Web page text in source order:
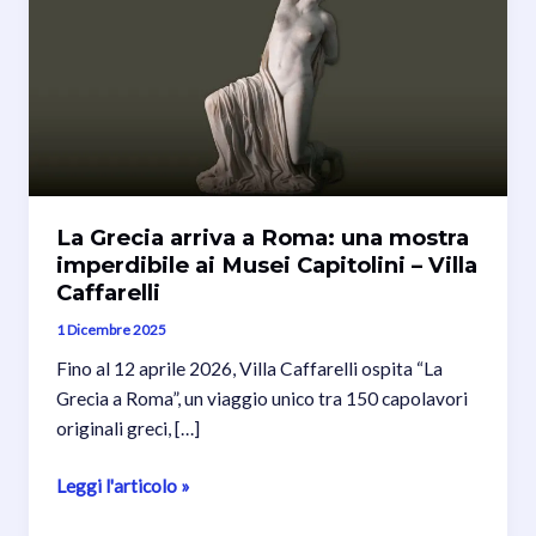
La Grecia arriva a Roma: una mostra
imperdibile ai Musei Capitolini – Villa
Caffarelli
1 Dicembre 2025
Fino al 12 aprile 2026, Villa Caffarelli ospita “La
Grecia a Roma”, un viaggio unico tra 150 capolavori
originali greci, […]
La
Leggi l'articolo »